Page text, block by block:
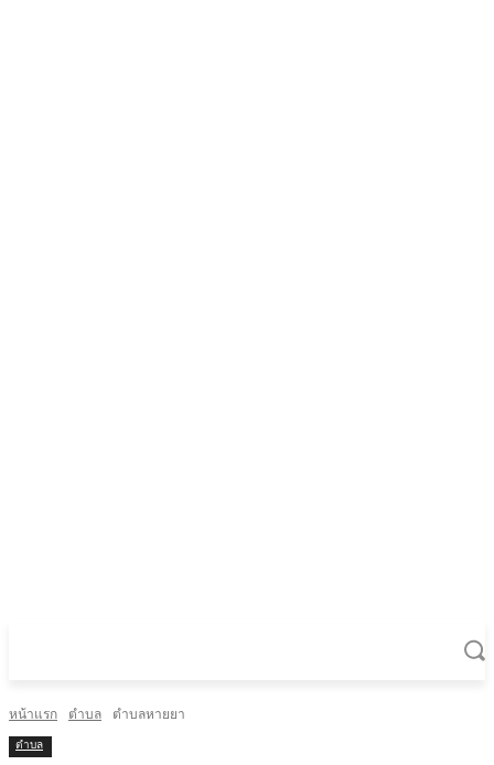
หน้าแรก ตำบล ตำบลหายยา
ตำบล